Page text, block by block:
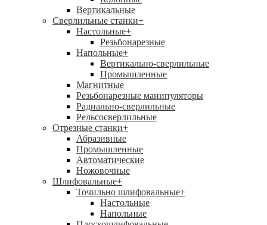
Вертикальные
Сверлильные станки+
Настольные+
Резьбонарезные
Напольные+
Вертикально-сверлильные
Промышленные
Магнитные
Резьбонарезные манипуляторы
Радиально-сверлильные
Рельсосверлильные
Отрезные станки+
Абразивные
Промышленные
Автоматические
Ножовочные
Шлифовальные+
Точильно шлифовальные+
Настольные
Напольные